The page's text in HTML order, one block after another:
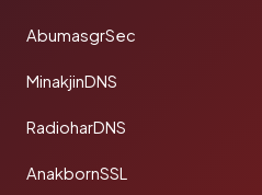
AbumasgrSec
MinakjinDNS
RadioharDNS
AnakbornSSL